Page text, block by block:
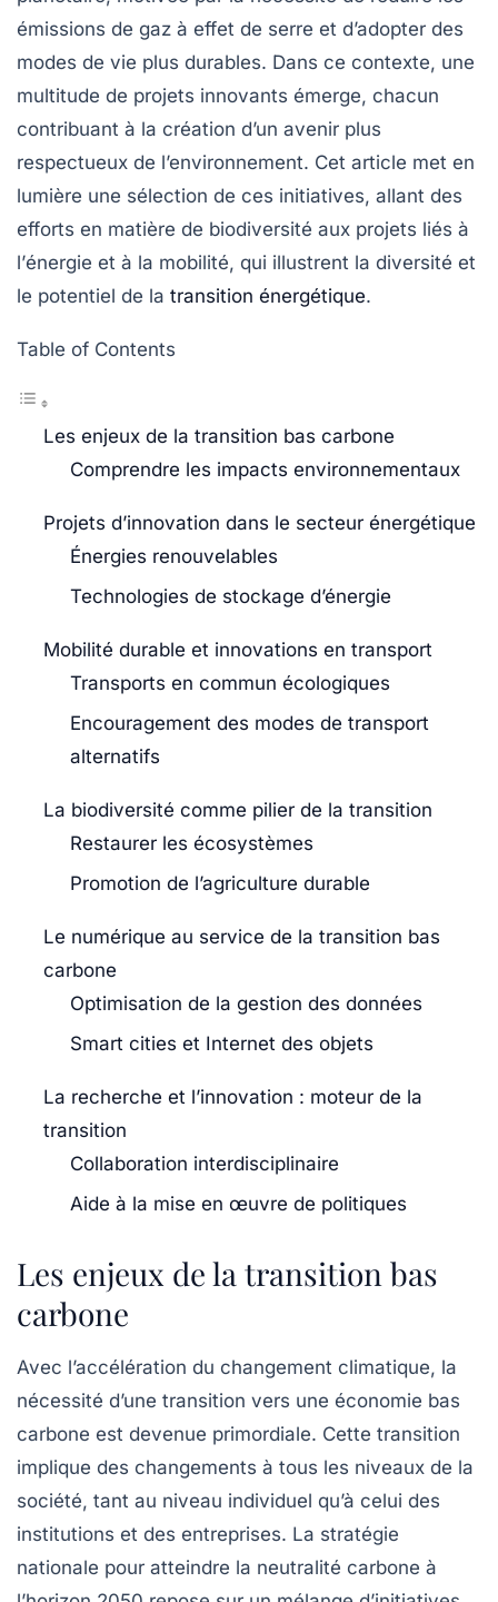
émissions de gaz à effet de serre et d’adopter des
modes de vie plus durables. Dans ce contexte, une
multitude de projets innovants émerge, chacun
contribuant à la création d’un avenir plus
respectueux de l’environnement. Cet article met en
lumière une sélection de ces initiatives, allant des
efforts en matière de biodiversité aux projets liés à
l’énergie et à la mobilité, qui illustrent la diversité et
le potentiel de la transition énergétique.
Table of Contents
Les enjeux de la transition bas carbone
Comprendre les impacts environnementaux
Projets d’innovation dans le secteur énergétique
Énergies renouvelables
Technologies de stockage d’énergie
Mobilité durable et innovations en transport
Transports en commun écologiques
Encouragement des modes de transport
alternatifs
La biodiversité comme pilier de la transition
Restaurer les écosystèmes
Promotion de l’agriculture durable
Le numérique au service de la transition bas
carbone
Optimisation de la gestion des données
Smart cities et Internet des objets
La recherche et l’innovation : moteur de la
transition
Collaboration interdisciplinaire
Aide à la mise en œuvre de politiques
Les enjeux de la transition bas
carbone
Avec l’accélération du changement climatique, la
nécessité d’une transition vers une économie bas
carbone est devenue primordiale. Cette transition
implique des changements à tous les niveaux de la
société, tant au niveau individuel qu’à celui des
institutions et des entreprises. La stratégie
nationale pour atteindre la neutralité carbone à